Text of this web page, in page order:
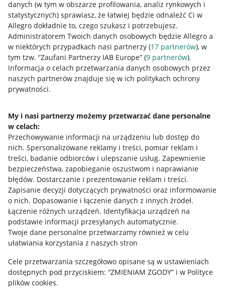
danych (w tym w obszarze profilowania, analiz rynkowych i
statystycznych) sprawiasz, że łatwiej będzie odnaleźć Ci w
Allegro dokładnie to, czego szukasz i potrzebujesz.
Administratorem Twoich danych osobowych będzie Allegro a
w niektórych przypadkach nasi partnerzy (17 partnerów), w
tym tzw. “Zaufani Partnerzy IAB Europe” (9 partnerów).
Informacja o celach przetwarzania danych osobowych przez
naszych partnerów znajduje się w ich politykach ochrony
prywatności.
My i nasi partnerzy możemy przetwarzać dane personalne
w celach:
Przechowywanie informacji na urządzeniu lub dostęp do
nich. Spersonalizowane reklamy i treści, pomiar reklam i
treści, badanie odbiorców i ulepszanie usług. Zapewnienie
bezpieczeństwa, zapobieganie oszustwom i naprawianie
błędów. Dostarczanie i prezentowanie reklam i treści.
Zapisanie decyzji dotyczących prywatności oraz informowanie
o nich. Dopasowanie i łączenie danych z innych źródeł.
Łączenie różnych urządzeń. Identyfikacja urządzeń na
podstawie informacji przesyłanych automatycznie.
Twoje dane personalne przetwarzamy również w celu
ułatwiania korzystania z naszych stron
Cele przetwarzania szczegółowo opisane są w ustawieniach
dostępnych pod przyciskiem: “ZMIENIAM ZGODY” i w Polityce
plików cookies.
Przydatne informacje
Jak to działa
Allegro Gadane dla sprzedających
Allegro Gadane dla kupujących
Mapa miejscowości
Informacje prawne
Regulamin
Polityka plików "cookies"
Ustawienia plików "cookies"
Udostępnianie lokalizacji
Informacje dla Aktu o Usługach Cyfrowych